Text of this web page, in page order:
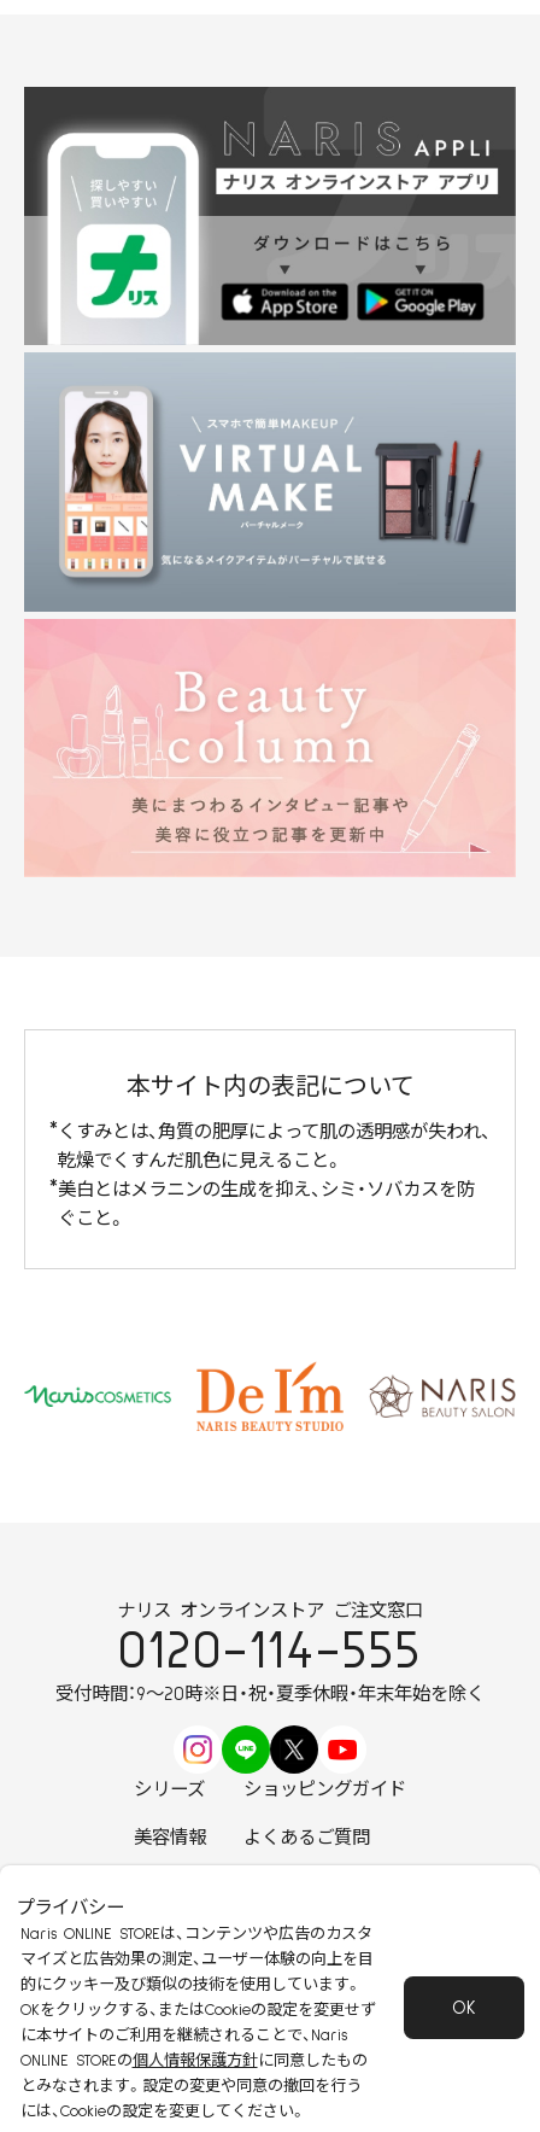
本サイト内の表記について
くすみとは、角質の肥厚によって肌の透明感が失われ、
乾燥でくすんだ肌色に見えること。
美白とはメラニンの生成を抑え、シミ・ソバカスを防
ぐこと。
ナリス オンラインストア ご注文窓口
0120-114-555
受付時間：9～20時※日・祝・夏季休暇・年末年始を除く
シリーズ ショッピングガイド
美容情報 よくあるご質問
安心して安全にご使用いただくために
特定商取引法に基づく表記
会社概要
個人情報保護方針
会員規約
Copyright 2022 Naris Cosmetics CO.,Ltd
プライバシー
Naris ONLINE STOREは、コンテンツや広告のカスタ
マイズと広告効果の測定、ユーザー体験の向上を目
的にクッキー及び類似の技術を使用しています。
OKをクリックする、またはCookieの設定を変更せず
に本サイトのご利用を継続されることで、Naris
ONLINE STOREの個人情報保護方針に同意したもの
とみなされます。設定の変更や同意の撤回を行う
には、Cookieの設定を変更してください。
OK